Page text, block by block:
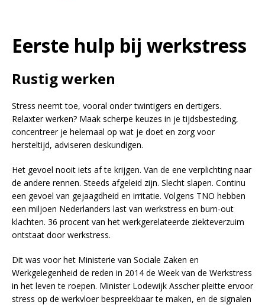
Eerste hulp bij werkstress
Rustig werken
Stress neemt toe, vooral onder twintigers en dertigers.
Relaxter werken? Maak scherpe keuzes in je tijdsbesteding,
concentreer je helemaal op wat je doet en zorg voor
hersteltijd, adviseren deskundigen.
Het gevoel nooit iets af te krijgen. Van de ene verplichting naar
de andere rennen. Steeds afgeleid zijn. Slecht slapen. Continu
een gevoel van gejaagdheid en irritatie. Volgens TNO hebben
een miljoen Nederlanders last van werkstress en burn-out
klachten. 36 procent van het werkgerelateerde ziekteverzuim
ontstaat door werkstress.
Dit was voor het Ministerie van Sociale Zaken en
Werkgelegenheid de reden in 2014 de Week van de Werkstress
in het leven te roepen. Minister Lodewijk Asscher pleitte ervoor
stress op de werkvloer bespreekbaar te maken, en de signalen